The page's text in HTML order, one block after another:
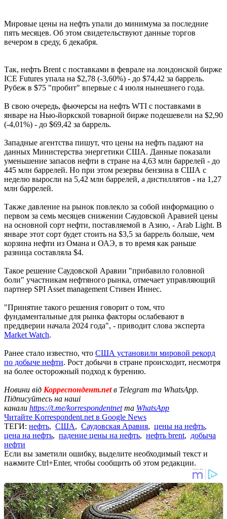
Мировые цены на нефть упали до минимума за последние
пять месяцев. Об этом свидетельствуют данные торгов
вечером в среду, 6 декабря.
Так, нефть Brent с поставками в феврале на лондонской бирже
ICE Futures упала на $2,78 (-3,60%) - до $74,42 за баррель.
Рубеж в $75 "пробит" впервые с 4 июля нынешнего года.
В свою очередь, фьючерсы на нефть WTI с поставками в
январе на Нью-йоркской товарной бирже подешевели на $2,90
(-4,01%) - до $69,42 за баррель.
Западные агентства пишут, что цены на нефть падают на
данных Министерства энергетики США. Данные показали
уменьшение запасов нефти в стране на 4,63 млн баррелей - до
445 млн баррелей. Но при этом резервы бензина в США с
неделю выросли на 5,42 млн баррелей, а дистиллятов - на 1,27
млн баррелей.
Также давление на рынок повлекло за собой информацию о
первом за семь месяцев снижении Саудовской Аравией цены
на основной сорт нефти, поставляемой в Азию, - Arab Light. В
январе этот сорт будет стоить на $3,5 за баррель больше, чем
корзина нефти из Омана и ОАЭ, в то время как раньше
разница составляла $4.
Такое решение Саудовской Аравии "прибавило головной
боли" участникам нефтяного рынка, отмечает управляющий
партнер SPI Asset management Стивен Иннес.
"Принятие такого решения говорит о том, что
фундаментальные для рынка факторы ослабевают в
преддверии начала 2024 года", - приводит слова эксперта
Market Watch.
Ранее стало известно, что США установили мировой рекорд
по добыче нефти. Рост добычи в стране происходит, несмотря
на более осторожный подход к бурению.
Новини від Корреспондент.netв Telegram та WhatsApp.
Підписуйтесь на наші
канали https://t.me/korrespondentnetта WhatsApp
Читайте Korrespondent.net в Google News
ТЕГИ: нефть, США, Саудовская Аравия, цены на нефть,
цена на нефть, падение цены на нефть, нефть brent, добыча
нефти
Если вы заметили ошибку, выделите необходимый текст и
нажмите Ctrl+Enter, чтобы сообщить об этом редакции.